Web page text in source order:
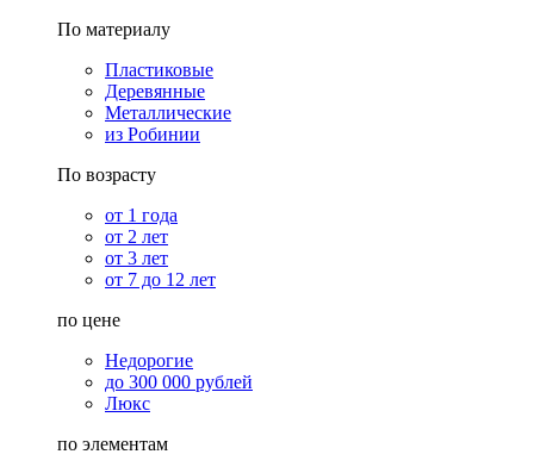
По материалу
Пластиковые
Деревянные
Металлические
из Робинии
По возрасту
от 1 года
от 2 лет
от 3 лет
от 7 до 12 лет
по цене
Недорогие
до 300 000 рублей
Люкс
по элементам